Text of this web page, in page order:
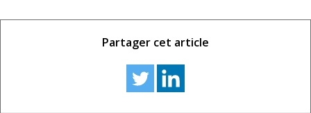
Partager cet article